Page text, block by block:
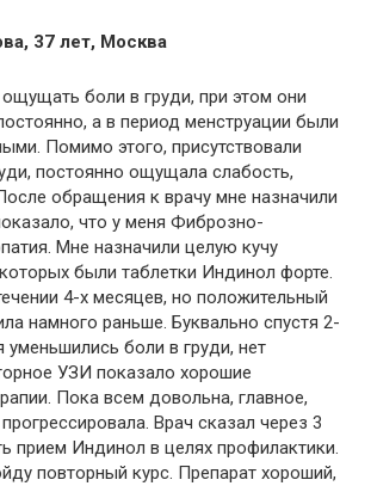
37 лет, Москва
боли в груди, при этом они
а в период менструации были
Помимо этого, присутствовали
постоянно ощущала слабость,
обращения к врачу мне назначили
что у меня Фиброзно-
Мне назначили целую кучу
были таблетки Индинол форте.
4-х месяцев, но положительный
намного раньше. Буквально спустя 2-
уменьшились боли в груди, нет
УЗИ показало хорошие
Пока всем довольна, главное,
Врач сказал через 3
прием Индинол в целях профилактики.
повторный курс. Препарат хороший,